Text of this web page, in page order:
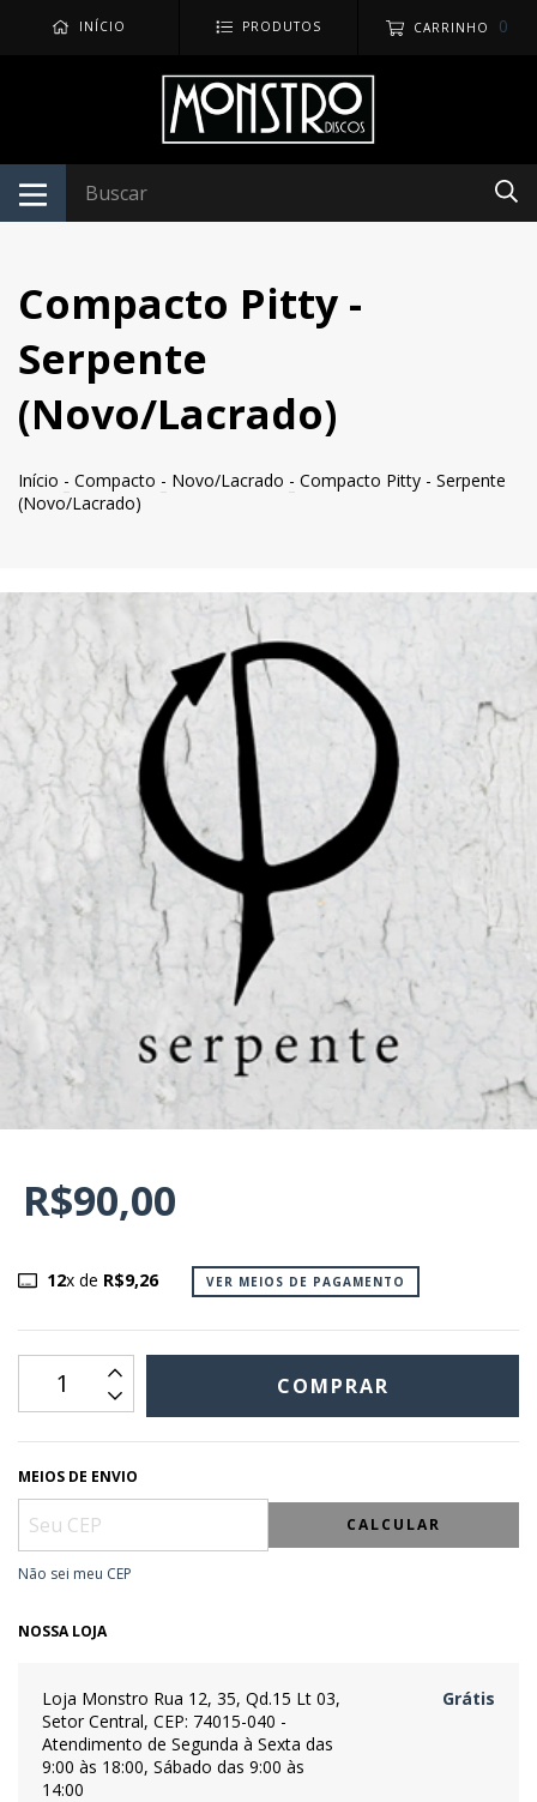
INÍCIO PRODUTOS CARRINHO 0
Compacto Pitty -
Serpente
(Novo/Lacrado)
Início - Compacto - Novo/Lacrado - Compacto Pitty - Serpente
(Novo/Lacrado)
R$90,00
12x de R$9,26 VER MEIOS DE PAGAMENTO
MEIOS DE ENVIO
CALCULAR
Não sei meu CEP
NOSSA LOJA
Loja Monstro Rua 12, 35, Qd.15 Lt 03,
Setor Central, CEP: 74015-040 -
Atendimento de Segunda à Sexta das
9:00 às 18:00, Sábado das 9:00 às
14:00
Grátis